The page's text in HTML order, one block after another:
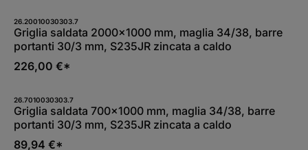
26.20010030303.7
Griglia saldata 2000x1000 mm, maglia 34/38, barre
portanti 30/3 mm, S235JR zincata a caldo
226,00 €*
26.7010030303.7
Griglia saldata 700x1000 mm, maglia 34/38, barre
portanti 30/3 mm, S235JR zincata a caldo
89,94 €*